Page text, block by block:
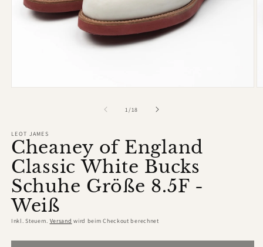
1 /von
18
LEOT JAMES
Cheaney of England
Classic White Bucks
Schuhe Größe 8.5F -
Weiß
Inkl. Steuern. Versand wird beim Checkout berechnet